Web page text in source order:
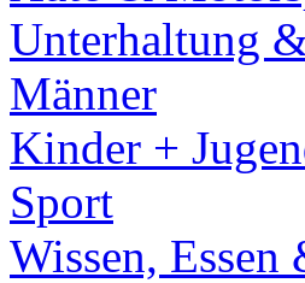
Unterhaltung
Männer
Kinder +
Sport
Wissen, Essen